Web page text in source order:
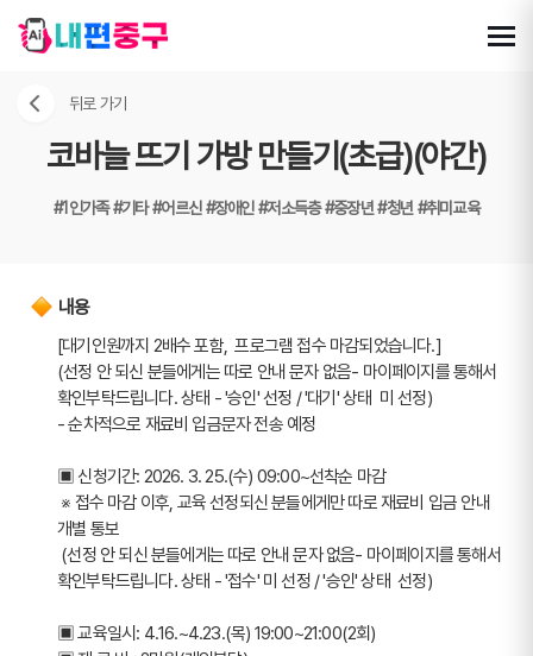
뒤로 가기
코바늘 뜨기 가방 만들기(초급)(야간)
#1인가족#기타#어르신#장애인#저소득층#중장년#청년#취미교육
내용
[대기인원까지 2배수 포함,  프로그램 접수 마감되었습니다.]
(선정 안 되신 분들에게는 따로 안내 문자 없음- 마이페이지를 통해서
확인부탁드립니다. 상태 - '승인' 선정 / '대기' 상태  미 선정)
- 순차적으로 재료비 입금문자 전송 예정
▣ 신청기간: 2026. 3. 25.(수) 09:00~선착순 마감
개별 통보
확인부탁드립니다. 상태 - '접수' 미 선정 / '승인' 상태  선정)
▣ 교육일시: 4.16.~4.23.(목) 19:00~21:00(2회)